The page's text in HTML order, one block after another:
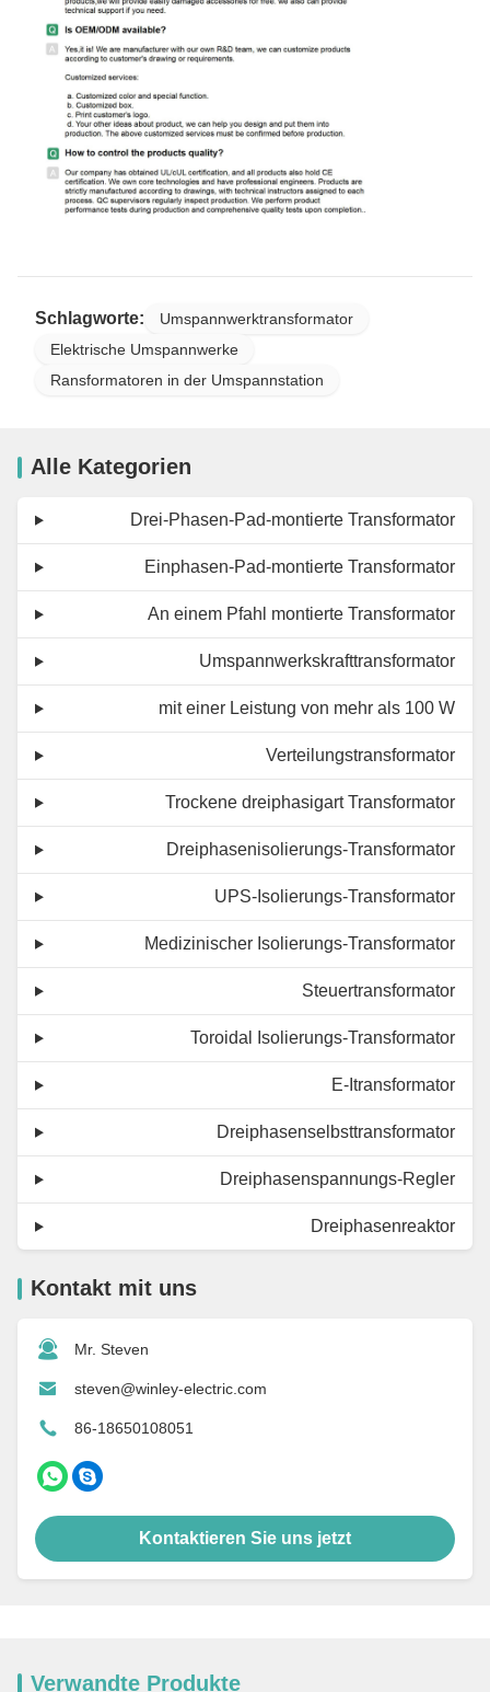
Schlagworte:
Umspannwerktransformator
Elektrische Umspannwerke
Ransformatoren in der Umspannstation
Alle Kategorien
Drei-Phasen-Pad-montierte Transformator
Einphasen-Pad-montierte Transformator
An einem Pfahl montierte Transformator
Umspannwerkskrafttransformator
mit einer Leistung von mehr als 100 W
Verteilungstransformator
Trockene dreiphasigart Transformator
Dreiphasenisolierungs-Transformator
UPS-Isolierungs-Transformator
Medizinischer Isolierungs-Transformator
Steuertransformator
Toroidal Isolierungs-Transformator
E-Itransformator
Dreiphasenselbsttransformator
Dreiphasenspannungs-Regler
Dreiphasenreaktor
Kontakt mit uns
Mr. Steven
steven@winley-electric.com
86-18650108051
Kontaktieren Sie uns jetzt
Verwandte Produkte